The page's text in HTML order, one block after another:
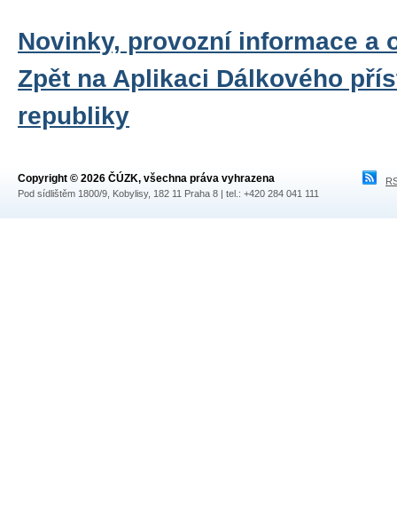
Novinky, provozní informace a
Zpět na Aplikaci Dálkového
republiky
Copyright © 2026 ČÚZK, všechna práva vyhrazena
Pod sídlištěm 1800/9, Kobylisy, 182 11 Praha 8 | tel.: +420 284 041 111